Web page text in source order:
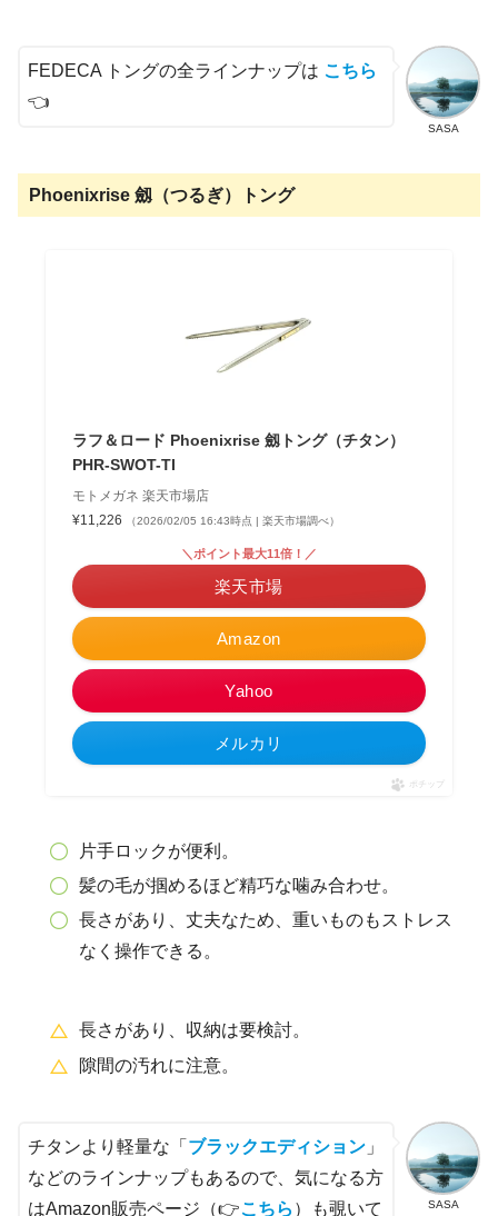
SASA
FEDECA トングの全ラインナップは こちら
👈
Phoenixrise 劔（つるぎ）トング
ラフ＆ロード Phoenixrise 劔トング（チタン）
PHR-SWOT-TI
モトメガネ 楽天市場店
¥11,226
（2026/02/05 16:43時点 | 楽天市場調べ）
Amazon
＼ポイント最大11倍！／
楽天市場
Yahoo
メルカリ
ポチップ
片手ロックが便利。
髪の毛が掴めるほど精巧な噛み合わせ。
長さがあり、丈夫なため、重いものもストレス
なく操作できる。
長さがあり、収納は要検討。
隙間の汚れに注意。
SASA
チタンより軽量な「 ブラックエディション 」
などのラインナップもあるので、気になる方
はAmazon販売ページ（👉こちら ）も覗いて